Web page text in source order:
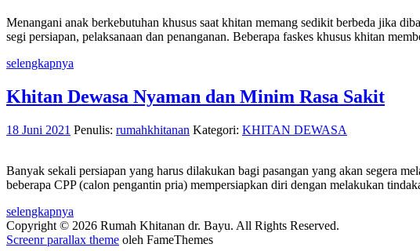
Menangani anak berkebutuhan khusus saat khitan memang sedikit berbeda jika
segi persiapan, pelaksanaan dan penanganan. Beberapa faskes khusus khitan
selengkapnya
Khitan Dewasa Nyaman dan Minim Rasa Sakit
18 Juni 2021 Penulis: rumahkhitanan Kategori: KHITAN DEWASA
Banyak sekali persiapan yang harus dilakukan bagi pasangan yang akan segera
beberapa CPP (calon pengantin pria) mempersiapkan diri dengan melakukan
selengkapnya
Copyright © 2026 Rumah Khitanan dr. Bayu. All Rights Reserved.
Screenr parallax theme oleh FameThemes